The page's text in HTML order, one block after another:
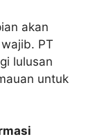
akan
PT
lulusan
untuk